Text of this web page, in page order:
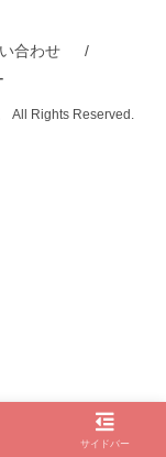
合わせ
All Rights Reserved.
サイドバー